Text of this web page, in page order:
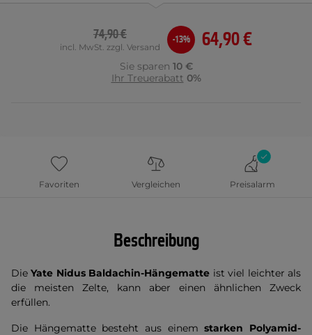
64,90 €
74,90 €
incl. MwSt. zzgl. Versand
-13%
Sie sparen 10 €
Ihr Treuerabatt 0%
Favoriten Vergleichen Preisalarm
Beschreibung
DieYate Nidus Baldachin-Hängematte ist viel leichter als
die meisten Zelte, kann aber einen ähnlichen Zweck
erfüllen.
Die Hängematte besteht aus einem starken Polyamid-